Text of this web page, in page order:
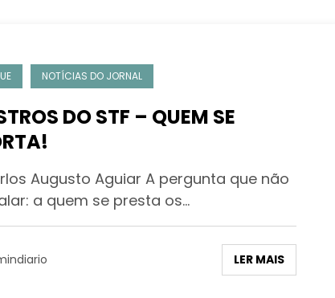
NOTÍCIAS DO JORNAL
DO STF – QUEM SE
Augusto Aguiar A pergunta que não
a quem se presta os…
LER MAIS